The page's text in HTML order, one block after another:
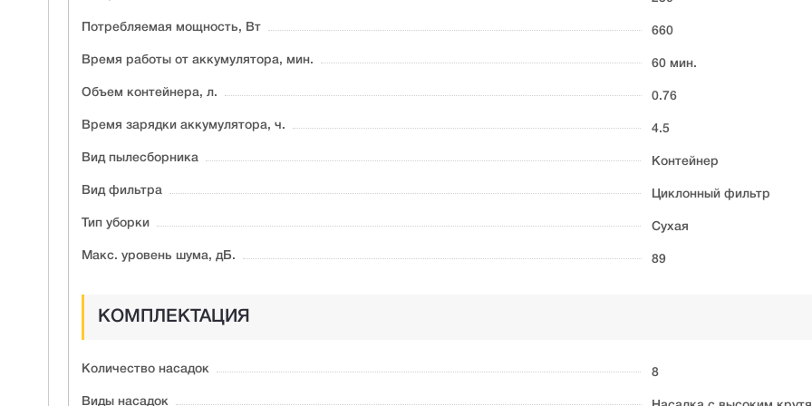
Потребляемая мощность, Вт 660
Время работы от аккумулятора, мин. 60 мин.
Объем контейнера, л. 0.76
Время зарядки аккумулятора, ч. 4.5
Вид пылесборника Контейнер
Вид фильтра Циклонный фильтр
Тип уборки Сухая
Макс. уровень шума, дБ. 89
КОМПЛЕКТАЦИЯ
Количество насадок 8
Виды насадок